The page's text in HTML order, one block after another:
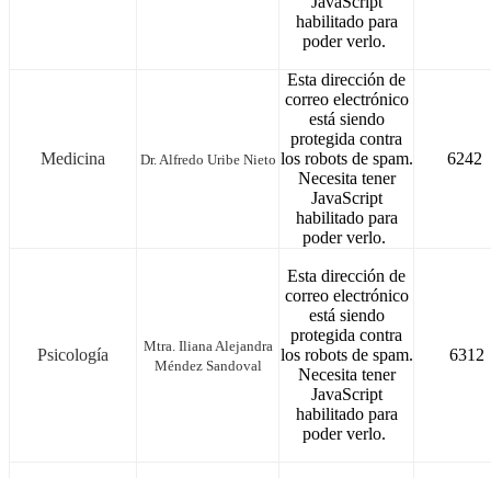
habilitado para
poder verlo.
Medicina Dr. Alfredo Uribe Nieto
Esta dirección de
correo electrónico
está siendo
protegida contra
los robots de spam.
Necesita tener
JavaScript
habilitado para
poder verlo.
6242
Psicología
Mtra. Iliana Alejandra
Méndez Sandoval
Esta dirección de
correo electrónico
está siendo
protegida contra
los robots de spam.
Necesita tener
JavaScript
habilitado para
poder verlo.
6312